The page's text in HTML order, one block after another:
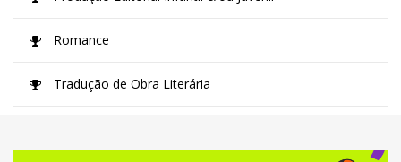
Romance
Tradução de Obra Literária